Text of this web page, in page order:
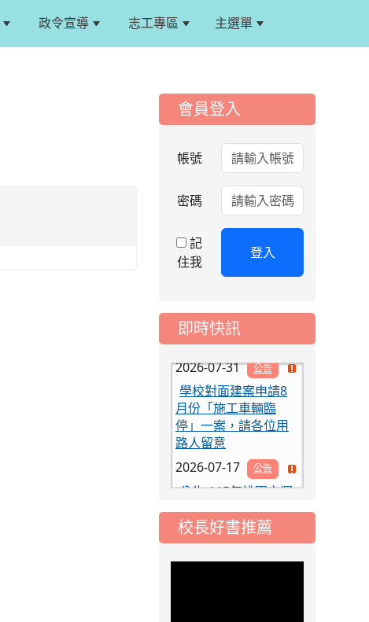
政令宣導 志工專區 主選單
::: 會員登入
帳號
密碼
記
住我
登入
即時快訊
2026-08-06
公告
115年桃園市運動會國
小游泳比賽楊梅區代
表選手服裝領取通知
2026-08-05
重要
115學年度課後照顧
服務班教師甄選簡章
2026-08-03
公告
2026-07-31
學校對面建案申請8
月份「施工車輛臨
停」一案，請各位用
路人留意
2026-07-17
公告-115年桃園市運
動會國小游泳比賽楊
比賽通知
2026-08-06
公告
115年桃園市運動會國
校長好書推薦